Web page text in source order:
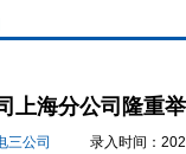
上海分公司隆重
三公司 录入时间：